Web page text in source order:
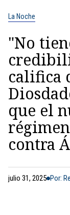
La Noche
"No
califica
que el
contra
julio 31, 2025 Por: